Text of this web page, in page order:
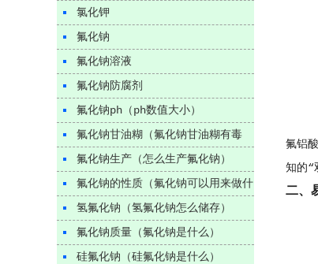
氯化钾
氟化钠
氟化钠溶液
氟化钠防腐剂
氟化钠ph（ph数值大小）
氟化钠甘油糊（氟化钠甘油糊有毒
么）氟化钠生产（怎么生产氟化钠）
氟化钠的性质（氟化钠可以用来做什
么）氢氟化钠（氢氟化钠怎么储存）
氟化钠质量（氟化钠是什么）
硅氟化钠（硅氟化钠是什么）
氟铝
知的“
二、